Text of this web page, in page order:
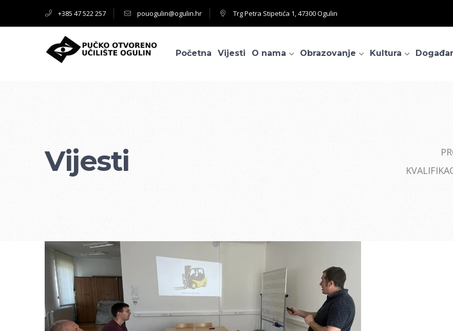
+385 47 522 257 pouogulin@ogulin.hr Trg Petra Stipetića 1, 47300 Ogulin
Početna Vijesti O nama Obrazovanje Kultura
Vijesti